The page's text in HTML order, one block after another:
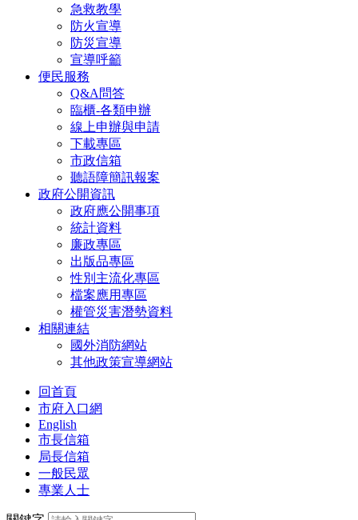
急救教學
防火宣導
防災宣導
宣導呼籲
便民服務
Q&A問答
臨櫃-各類申辦
線上申辦與申請
下載專區
市政信箱
聽語障簡訊報案
政府公開資訊
政府應公開事項
統計資料
廉政專區
出版品專區
性別主流化專區
檔案應用專區
權管災害潛勢資料
相關連結
國外消防網站
其他政策宣導網站
回首頁
市府入口網
English
市長信箱
局長信箱
一般民眾
專業人士